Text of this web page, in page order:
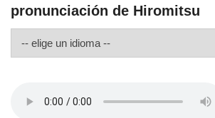
pronunciación de Hiromitsu